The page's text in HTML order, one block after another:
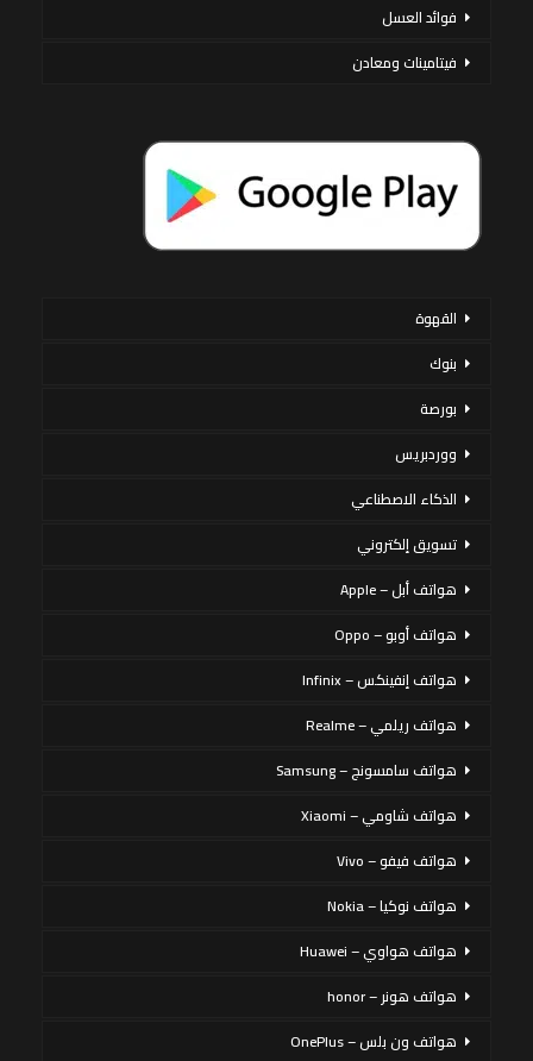
فوائد العسل
فيتامينات ومعادن
القهوة
بنوك
بورصة
ووردبريس
الذكاء الاصطناعي
تسويق إلكتروني
هواتف أبل – Apple
هواتف أوبو – Oppo
هواتف إنفينكس – Infinix
هواتف ريلمي – Realme
هواتف سامسونج – Samsung
هواتف شاومي – Xiaomi
هواتف فيفو – Vivo
هواتف نوكيا – Nokia
هواتف هواوي – Huawei
هواتف هونر – honor
هواتف ون بلس – OnePlus